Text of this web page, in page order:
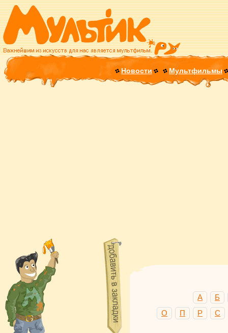
Новости Мультфильмы
А
Б
О
П Р С